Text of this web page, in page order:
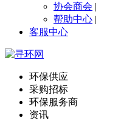
协会商会 |
帮助中心 |
客服中心
环保供应
采购招标
环保服务商
资讯